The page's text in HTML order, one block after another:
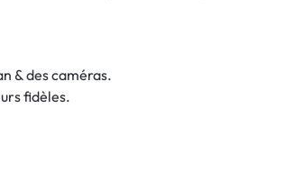
& des caméras.
fidèles.